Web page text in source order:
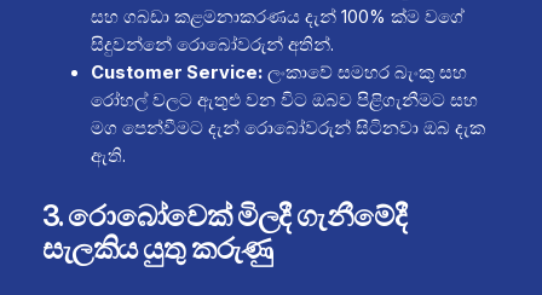
සහ ගබඩා කළමනාකරණය දැන් 100% ක්ම වගේ
සිදුවන්නේ රොබෝවරුන් අතින්.
Customer Service:ලංකාවේ සමහර බැංකු සහ
රෝහල් වලට ඇතුළු වන විට ඔබව පිළිගැනීමට සහ
මග පෙන්වීමට දැන් රොබෝවරුන් සිටිනවා ඔබ දැක
ඇති.
3. රොබෝවෙක් මිලදී ගැනීමේදී
සැලකිය යුතු කරුණු